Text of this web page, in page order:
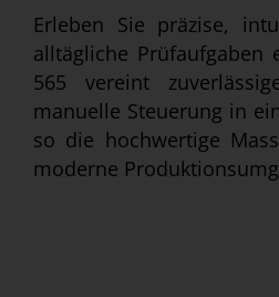
Erleben Sie präzise,
alltägliche Prüfaufgaben
565 vereint
manuelle Steuerung in
so die hochwertige
moderne